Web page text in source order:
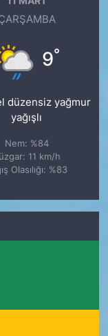
9°
düzensiz yağmur
yağışlı
Nem: %84
11 km/h
Olasılığı: %83